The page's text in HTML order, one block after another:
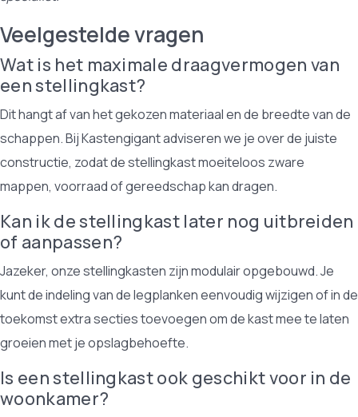
Veelgestelde vragen
Wat is het maximale draagvermogen van
een stellingkast?
Dit hangt af van het gekozen materiaal en de breedte van de
schappen. Bij Kastengigant adviseren we je over de juiste
constructie, zodat de stellingkast moeiteloos zware
mappen, voorraad of gereedschap kan dragen.
Kan ik de stellingkast later nog uitbreiden
of aanpassen?
Jazeker, onze stellingkasten zijn modulair opgebouwd. Je
kunt de indeling van de legplanken eenvoudig wijzigen of in de
toekomst extra secties toevoegen om de kast mee te laten
groeien met je opslagbehoefte.
Is een stellingkast ook geschikt voor in de
woonkamer?